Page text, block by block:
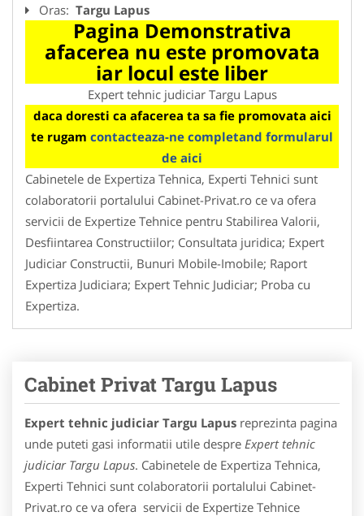
Oras: Targu Lapus
Pagina Demonstrativa
afacerea nu este promovata
iar locul este liber
Expert tehnic judiciar Targu Lapus
daca doresti ca afacerea ta sa fie promovata aici
te rugam contacteaza-ne completand formularul
de aici
Cabinetele de Expertiza Tehnica, Experti Tehnici sunt
colaboratorii portalului Cabinet-Privat.ro ce va ofera
servicii de Expertize Tehnice pentru Stabilirea Valorii,
Desfiintarea Constructiilor; Consultata juridica; Expert
Judiciar Constructii, Bunuri Mobile-Imobile; Raport
Expertiza Judiciara; Expert Tehnic Judiciar; Proba cu
Expertiza.
Cabinet Privat Targu Lapus
Expert tehnic judiciar Targu Lapus reprezinta pagina
unde puteti gasi informatii utile despre Expert tehnic
judiciar Targu Lapus. Cabinetele de Expertiza Tehnica,
Experti Tehnici sunt colaboratorii portalului Cabinet-
Privat.ro ce va ofera servicii de Expertize Tehnice